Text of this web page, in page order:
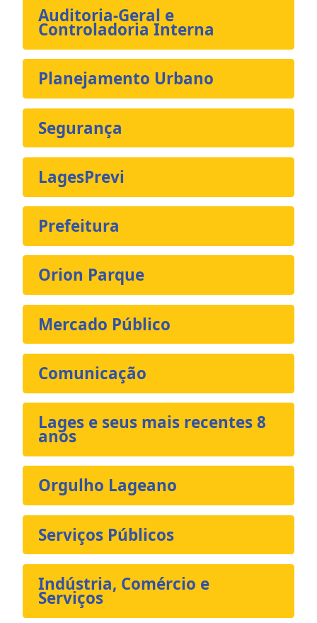
Auditoria-Geral e
Controladoria Interna
Planejamento Urbano
Segurança
LagesPrevi
Prefeitura
Orion Parque
Mercado Público
Comunicação
Lages e seus mais recentes 8
anos
Orgulho Lageano
Serviços Públicos
Indústria, Comércio e
Serviços